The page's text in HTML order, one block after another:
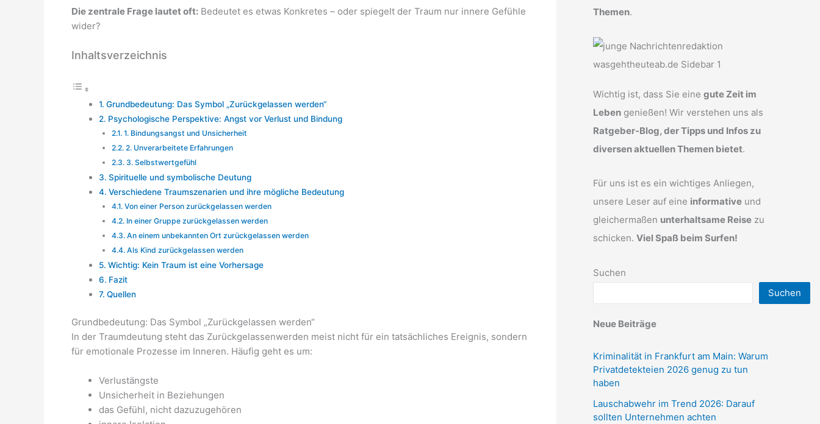
Die zentrale Frage lautet oft: Bedeutet es etwas Konkretes – oder spiegelt der Traum nur innere Gefühle
wider?
Inhaltsverzeichnis
Grundbedeutung: Das Symbol „Zurückgelassen werden“
Psychologische Perspektive: Angst vor Verlust und Bindung
1. Bindungsangst und Unsicherheit
2. Unverarbeitete Erfahrungen
3. Selbstwertgefühl
Spirituelle und symbolische Deutung
Verschiedene Traumszenarien und ihre mögliche Bedeutung
Von einer Person zurückgelassen werden
In einer Gruppe zurückgelassen werden
An einem unbekannten Ort zurückgelassen werden
Als Kind zurückgelassen werden
Wichtig: Kein Traum ist eine Vorhersage
Fazit
Quellen
Grundbedeutung: Das Symbol „Zurückgelassen werden“
In der Traumdeutung steht das Zurückgelassenwerden meist nicht für ein tatsächliches Ereignis, sondern
für emotionale Prozesse im Inneren. Häufig geht es um:
Verlustängste
Unsicherheit in Beziehungen
das Gefühl, nicht dazuzugehören
Themen.
Wichtig ist, dass Sie eine gute Zeit im
Leben genießen! Wir verstehen uns als
Ratgeber-Blog, der Tipps und Infos zu
diversen aktuellen Themen bietet.
Für uns ist es ein wichtiges Anliegen,
unsere Leser auf eine informative und
gleichermaßen unterhaltsame Reise zu
schicken. Viel Spaß beim Surfen!
Suchen
Suchen
Neue Beiträge
Kriminalität in Frankfurt am Main: Warum
Privatdetekteien 2026 genug zu tun
haben
Lauschabwehr im Trend 2026: Darauf
sollten Unternehmen achten